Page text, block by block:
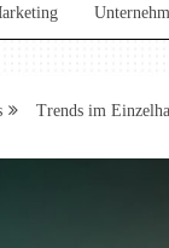
Trends im